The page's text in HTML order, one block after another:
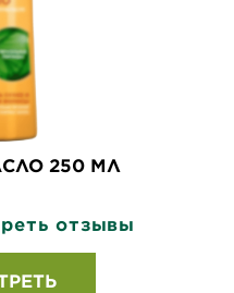
250 МЛ
отзывы